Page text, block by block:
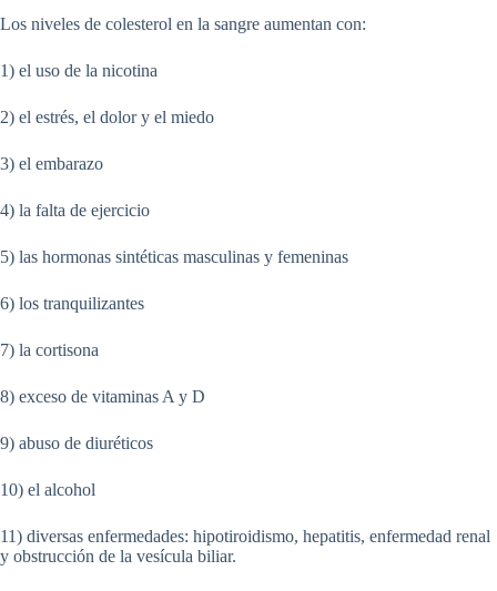
Los niveles de colesterol en la sangre aumentan con:
1) el uso de la nicotina
2) el estrés, el dolor y el miedo
3) el embarazo
4) la falta de ejercicio
5) las hormonas sintéticas masculinas y femeninas
6) los tranquilizantes
7) la cortisona
8) exceso de vitaminas A y D
9) abuso de diuréticos
10) el alcohol
11) diversas enfermedades: hipotiroidismo, hepatitis, enfermedad renal
y obstrucción de la vesícula biliar.